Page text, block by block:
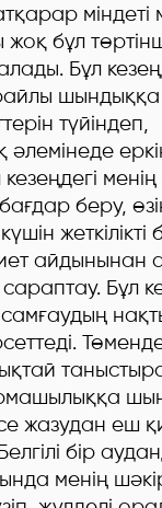
міндеті
бұл
Бұл
түйіндеп,
беру,
жеткілікті
айдынынан
Бұл
жазудан еш
бір
менің